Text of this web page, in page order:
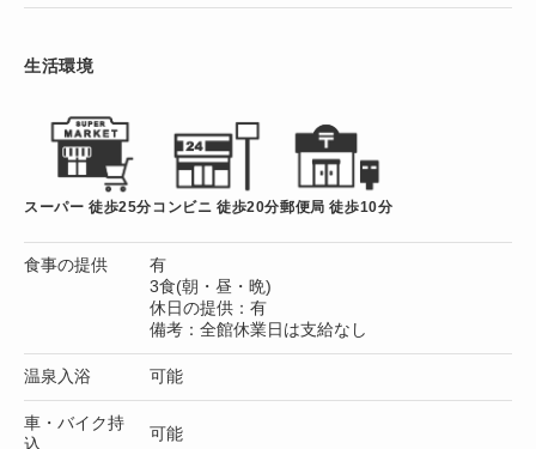
生活環境
スーパー 徒歩25分 コンビニ 徒歩20分郵便局 徒歩10分
食事の提供
有
3食(朝・昼・晩)
休日の提供：有
備考：全館休業日は支給なし
温泉入浴 可能
車・バイク持
込
可能